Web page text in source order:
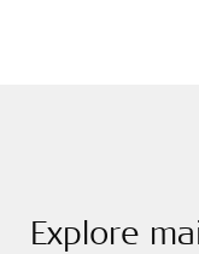
Explore